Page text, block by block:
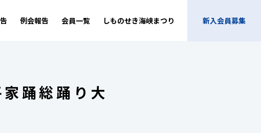
例会報告 会員一覧 しものせき海峡まつり 新入会員募集
踊総踊り大